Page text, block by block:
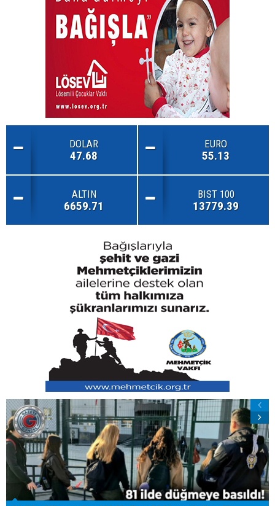
DOLAR
47.68
EURO
55.13
ALTIN
6659.71
BIST 100
13779.39